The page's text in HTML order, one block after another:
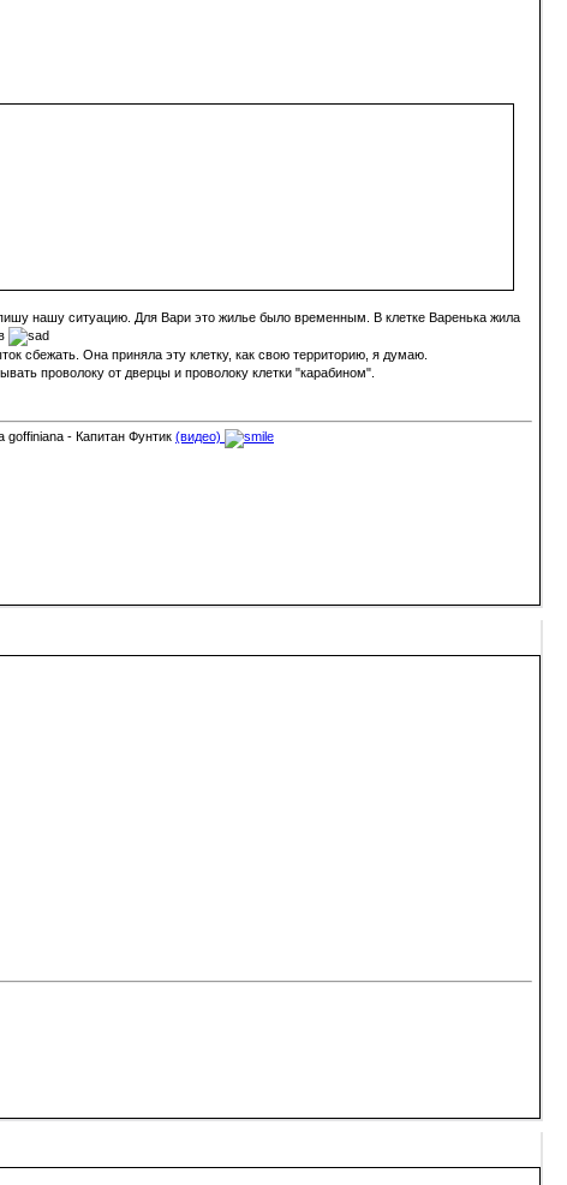
нашу ситуацию. Для Вари это жилье было временным. В клетке Варенька жила
сбежать. Она приняла эту клетку, как свою территорию, я думаю.
проволоку от дверцы и проволоку клетки "карабином".
- Капитан Фунтик (видео)